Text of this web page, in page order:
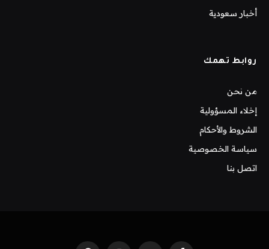
أخبار سعودية
روابط تهمك
من نحن
إخلاء المسؤولية
الشروط والأحكام
سياسة الخصوصية
اتصل بنا